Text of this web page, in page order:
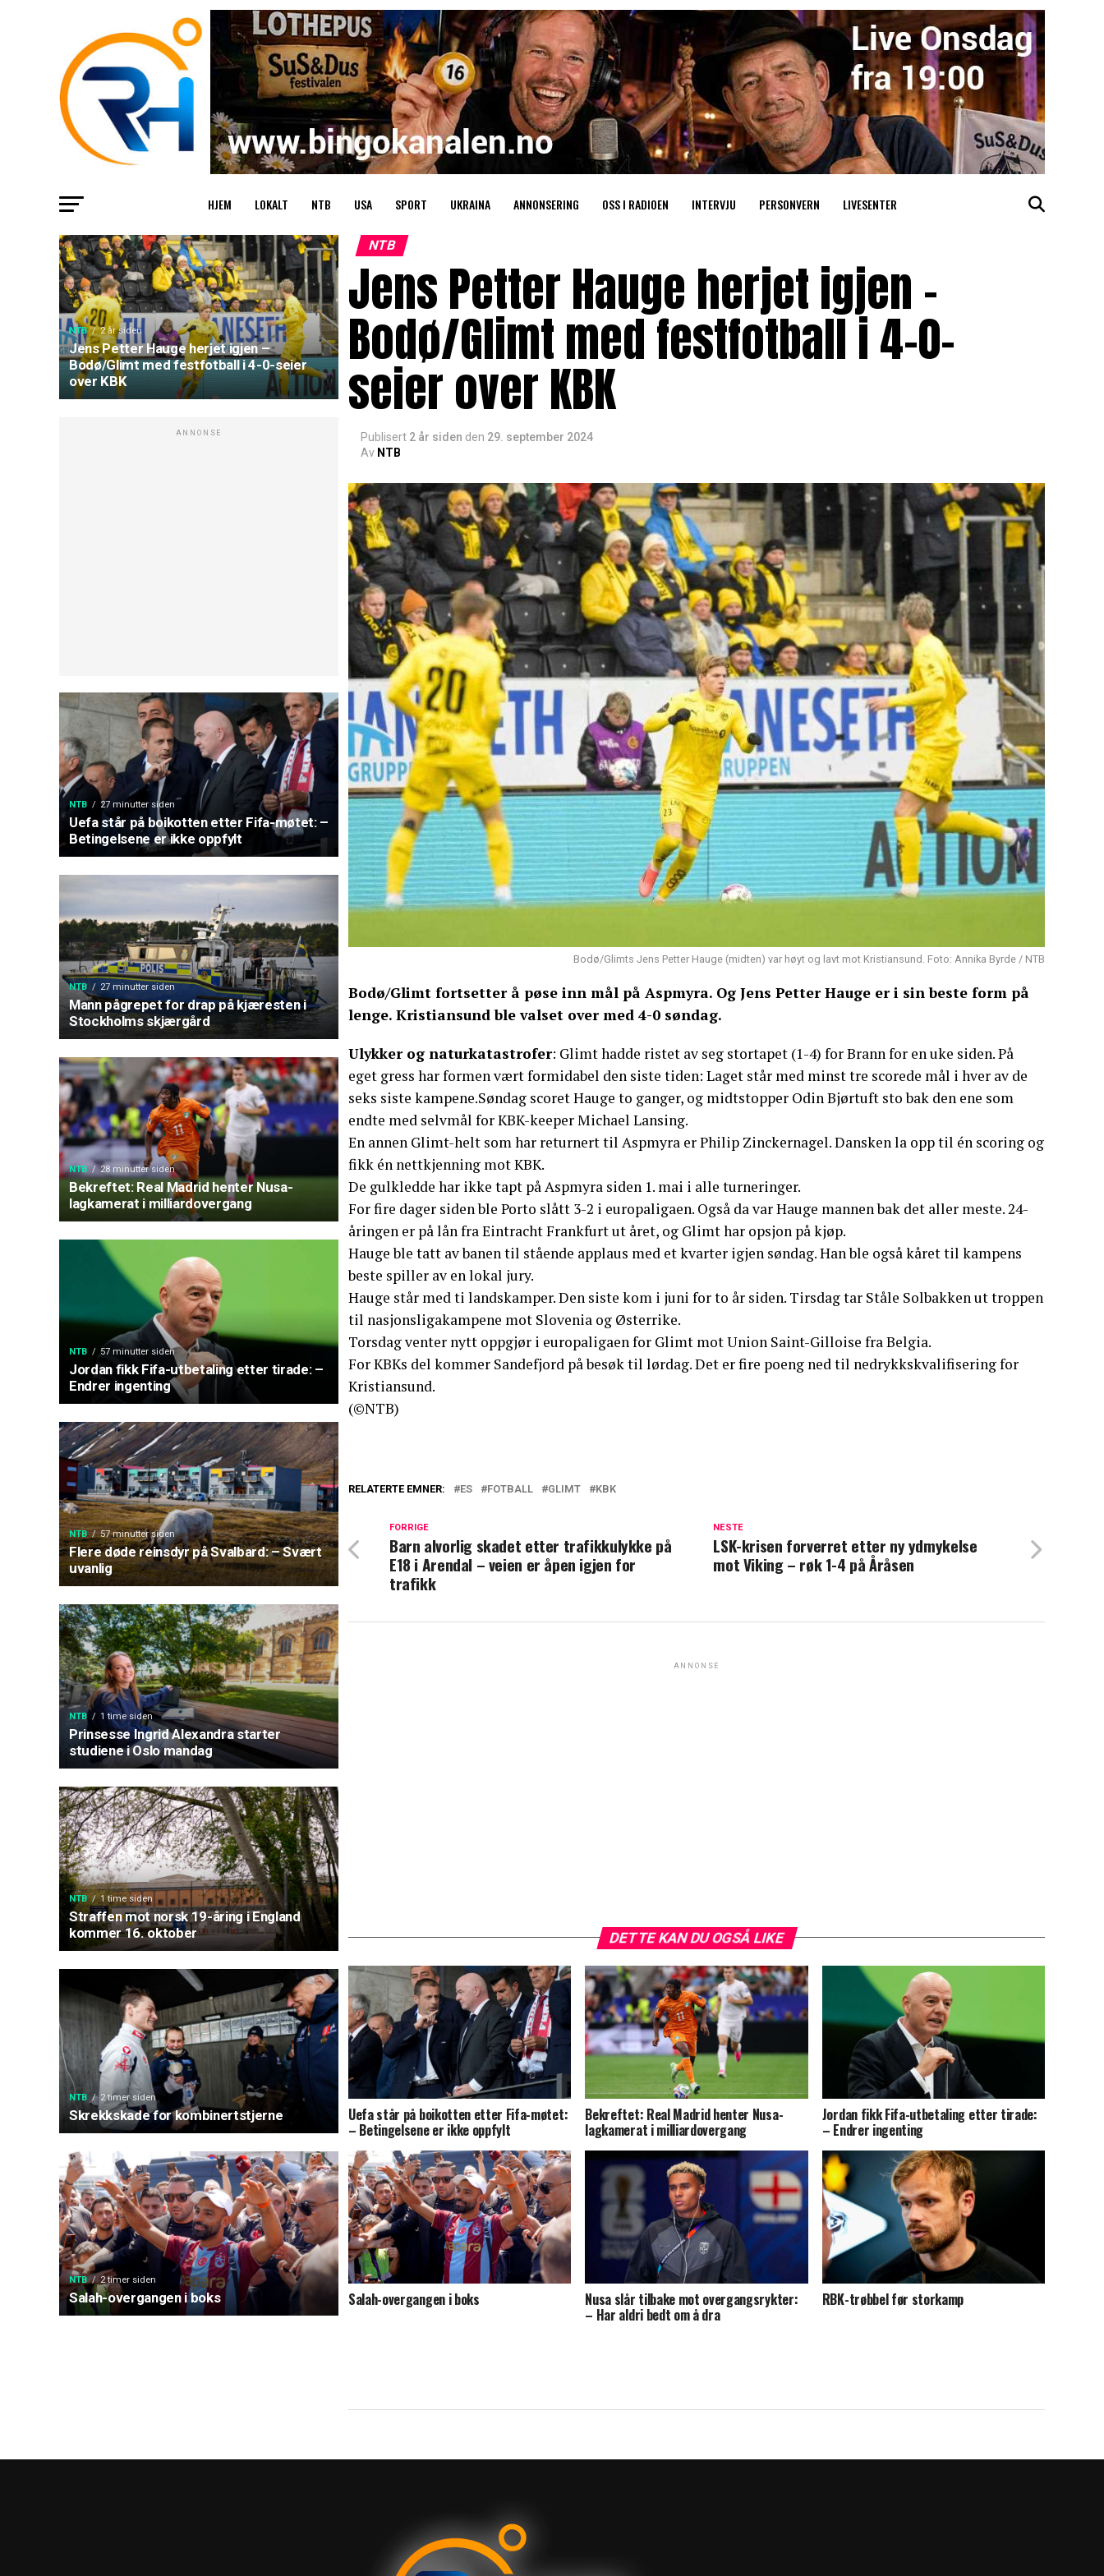
HJEM LOKALT NTB USA SPORT UKRAINA ANNONSERING OSS I RADIOEN INTERVJU PERSONVERN LIVESENTER
NTB 2 år siden
Jens Petter Hauge herjet igjen –
Bodø/Glimt med festfotball i 4-0-seier
over KBK
ANNONSE
NTB 27 minutter siden
Uefa står på boikotten etter Fifa-møtet: –
Betingelsene er ikke oppfylt
NTB 27 minutter siden
Mann pågrepet for drap på kjæresten i
Stockholms skjærgård
NTB 28 minutter siden
Bekreftet: Real Madrid henter Nusa-
lagkamerat i milliardovergang
NTB 57 minutter siden
Jordan fikk Fifa-utbetaling etter tirade: –
Endrer ingenting
NTB 57 minutter siden
Flere døde reinsdyr på Svalbard: – Svært
uvanlig
NTB 1 time siden
Prinsesse Ingrid Alexandra starter
studiene i Oslo mandag
NTB 1 time siden
Straffen mot norsk 19-åring i England
kommer 16. oktober
NTB 2 timer siden
Skrekkskade for kombinertstjerne
NTB 2 timer siden
Salah-overgangen i boks
NTB
Jens Petter Hauge herjet igjen –
Bodø/Glimt med festfotball i 4-0-
seier over KBK
Publisert 2 år siden den 29. september 2024
Av NTB
Bodø/Glimts Jens Petter Hauge (midten) var høyt og lavt mot Kristiansund. Foto: Annika Byrde / NTB
Bodø/Glimt fortsetter å pøse inn mål på Aspmyra. Og Jens Petter Hauge er i sin beste form på
lenge. Kristiansund ble valset over med 4-0 søndag.
Ulykker og naturkatastrofer: Glimt hadde ristet av seg stortapet (1-4) for Brann for en uke siden. På
eget gress har formen vært formidabel den siste tiden: Laget står med minst tre scorede mål i hver av de
seks siste kampene.Søndag scoret Hauge to ganger, og midtstopper Odin Bjørtuft sto bak den ene som
endte med selvmål for KBK-keeper Michael Lansing.
En annen Glimt-helt som har returnert til Aspmyra er Philip Zinckernagel. Dansken la opp til én scoring og
fikk én nettkjenning mot KBK.
De gulkledde har ikke tapt på Aspmyra siden 1. mai i alle turneringer.
For fire dager siden ble Porto slått 3-2 i europaligaen. Også da var Hauge mannen bak det aller meste. 24-
åringen er på lån fra Eintracht Frankfurt ut året, og Glimt har opsjon på kjøp.
Hauge ble tatt av banen til stående applaus med et kvarter igjen søndag. Han ble også kåret til kampens
beste spiller av en lokal jury.
Hauge står med ti landskamper. Den siste kom i juni for to år siden. Tirsdag tar Ståle Solbakken ut troppen
til nasjonsligakampene mot Slovenia og Østerrike.
Torsdag venter nytt oppgjør i europaligaen for Glimt mot Union Saint-Gilloise fra Belgia.
For KBKs del kommer Sandefjord på besøk til lørdag. Det er fire poeng ned til nedrykkskvalifisering for
Kristiansund.
(©NTB)
RELATERTE EMNER: ES FOTBALL GLIMT KBK
NESTE
LSK-krisen forverret etter ny ydmykelse
mot Viking – røk 1-4 på Åråsen
FORRIGE
Barn alvorlig skadet etter trafikkulykke på
E18 i Arendal – veien er åpen igjen for
trafikk
ANNONSE
DETTE KAN DU OGSÅ LIKE
Uefa står på boikotten etter Fifa-møtet:
– Betingelsene er ikke oppfylt
Bekreftet: Real Madrid henter Nusa-
lagkamerat i milliardovergang
Jordan fikk Fifa-utbetaling etter tirade:
– Endrer ingenting
Salah-overgangen i boks Nusa slår tilbake mot overgangsrykter:
– Har aldri bedt om å dra
RBK-trøbbel før storkamp